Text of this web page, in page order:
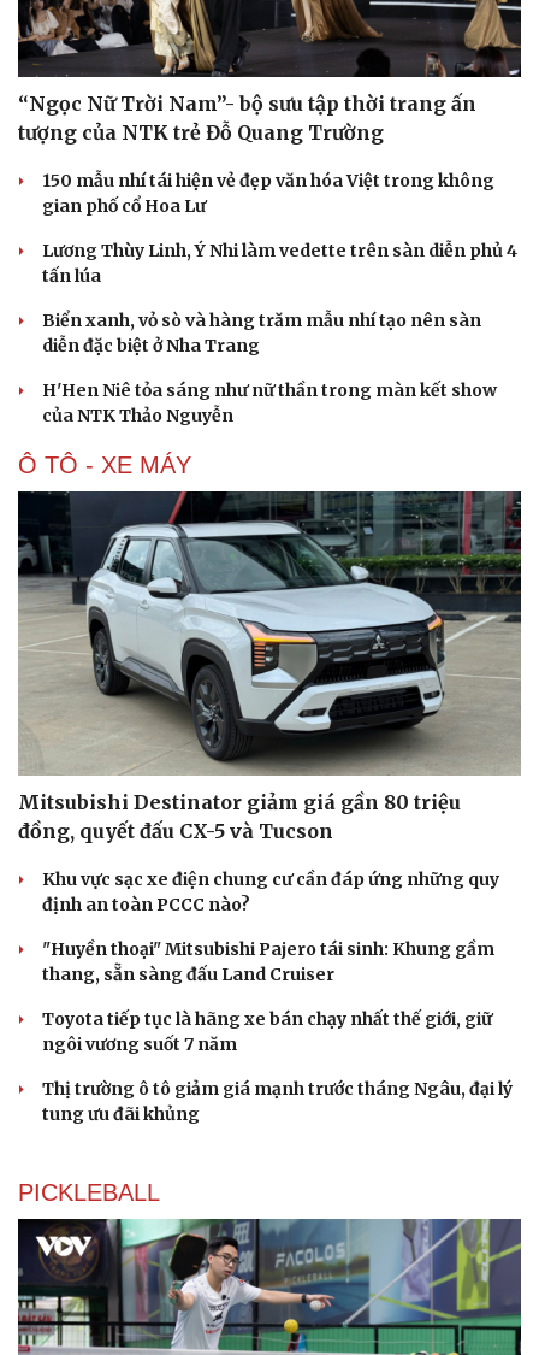
Âm nhạc
Di sản
Sao Việt
Du lịch
Tư vấn
Săn Tour
check-in
Podcast
Câu chuyện thời sự
Đọc truyện đêm khuya
Cửa sổ tình yêu
“Ngọc Nữ Trời Nam”- bộ sưu tập thời trang ấn
tượng của NTK trẻ Đỗ Quang Trường
150 mẫu nhí tái hiện vẻ đẹp văn hóa Việt trong không
gian phố cổ Hoa Lư
Lương Thùy Linh, Ý Nhi làm vedette trên sàn diễn phủ 4
tấn lúa
Biển xanh, vỏ sò và hàng trăm mẫu nhí tạo nên sàn
diễn đặc biệt ở Nha Trang
H'Hen Niê tỏa sáng như nữ thần trong màn kết show
của NTK Thảo Nguyễn
Ô TÔ - XE MÁY
Mitsubishi Destinator giảm giá gần 80 triệu
đồng, quyết đấu CX-5 và Tucson
Khu vực sạc xe điện chung cư cần đáp ứng những quy
định an toàn PCCC nào?
"Huyền thoại" Mitsubishi Pajero tái sinh: Khung gầm
thang, sẵn sàng đấu Land Cruiser
Toyota tiếp tục là hãng xe bán chạy nhất thế giới, giữ
ngôi vương suốt 7 năm
Thị trường ô tô giảm giá mạnh trước tháng Ngâu, đại lý
tung ưu đãi khủng
PICKLEBALL